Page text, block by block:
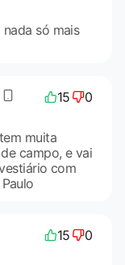
só mais
15 0
muita
campo, e vai
com
15 0